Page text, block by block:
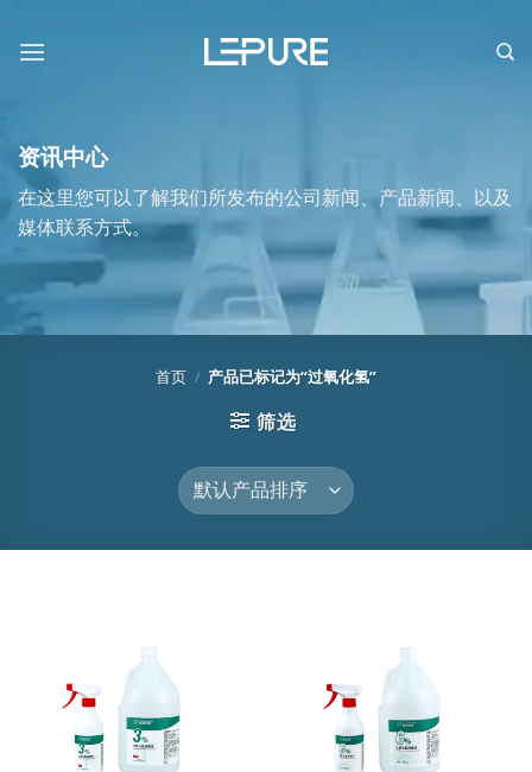
资讯中心
在这里您可以了解我们所发布的公司新闻、产品新闻、以及
媒体联系方式。
首页 / 产品已标记为“过氧化氢”
筛选